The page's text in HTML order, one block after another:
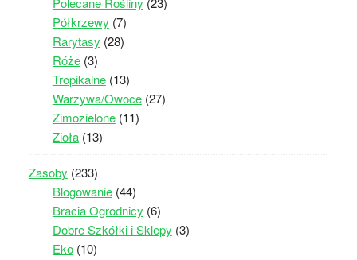
Półkrzewy (7)
Rarytasy (28)
Róże(3)
Tropikalne(13)
Warzywa/Owoce(27)
Zimozielone(11)
Zioła(13)
Zasoby (233)
Blogowanie(44)
Bracia Ogrodnicy (6)
Dobre Szkółki i Sklepy (3)
Eko(10)